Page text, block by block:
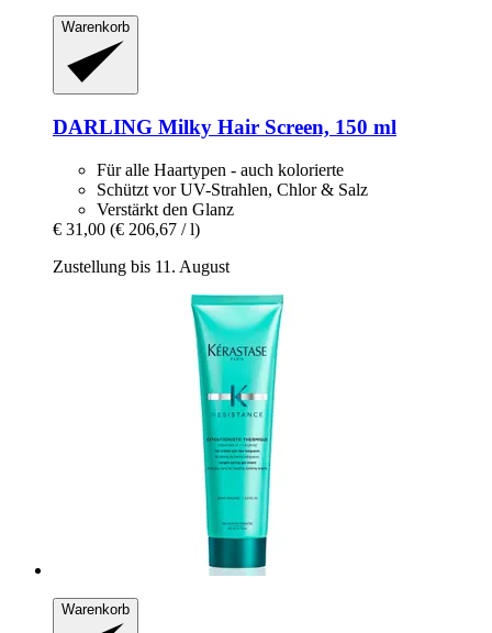
Warenkorb
DARLING Milky Hair Screen, 150 ml
Für alle Haartypen - auch kolorierte
Schützt vor UV-Strahlen, Chlor & Salz
Verstärkt den Glanz
€ 31,00 (€ 206,67 / l)
Zustellung bis 11. August
Warenkorb